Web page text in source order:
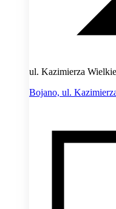
ul. Kazimierza
Bojano, ul.